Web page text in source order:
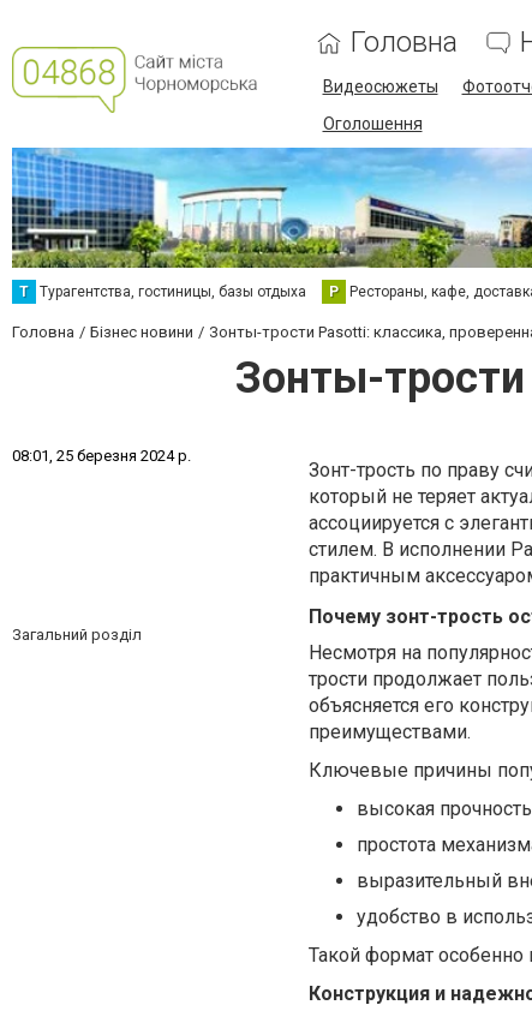
Головна
Видеосюжеты
Оголошення
Т Турагентства, гостиницы, базы отдыха Р Рестораны, кафе,
Головна Бізнес новини Зонты-трости Pasotti: классика,
Зонты-
08:01, 25 березня 2024р.
Загальний розділ
Зонт-трость по праву
который не теряет
ассоциируется с
стилем. В исполнении
практичным
Почему зонт-трость
Несмотря на
трости продолжает
объясняется его
преимуществами.
Ключевые причины
высокая
простота
выразительный
удобство в
Такой формат особенно
Конструкция и